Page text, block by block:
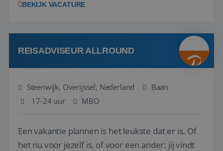
het samenstellen en boeken van de perfecte
deze onderdelen zijn nu samen gevoegd...
BEKIJK VACATURE
REISADVISEUR ALLROUND
Steenwijk, Overijssel, Nederland
Baan
17-24 uur
MBO
Een vakantie plannen is het leukste dat er is. Of
het nu voor jezelf is, of voor een ander: jij vindt